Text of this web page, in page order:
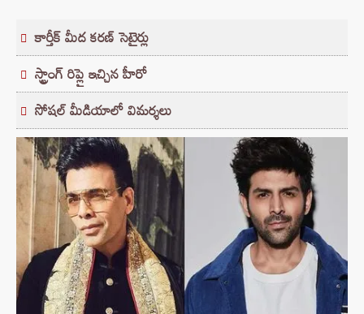
కార్తీక్ మీద కరణ్ సెటైర్లు
స్ట్రాంగ్ రిప్లై ఇచ్చిన హీరో
సోషల్ మీడియాలో విమర్శలు